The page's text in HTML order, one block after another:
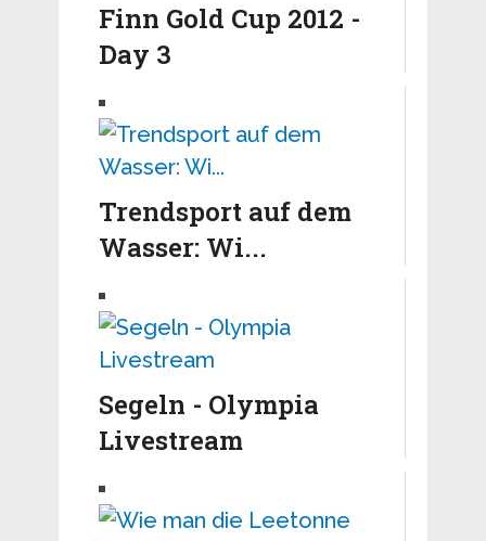
Finn Gold Cup 2012 -
Day 3
Trendsport auf dem
Wasser: Wi...
Segeln - Olympia
Livestream